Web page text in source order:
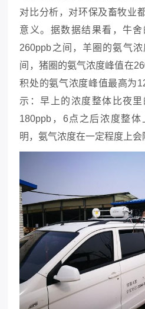
对比分析，对环保及畜牧业
意义。据数据结果看，牛
260ppb之间，羊圈的氨气
间，猪圈的氨气浓度峰值在
积处的氨气浓度峰值最高为
示：早上的浓度整体比夜
180ppb，6点之后浓度整体
明，氨气浓度在一定程度上会